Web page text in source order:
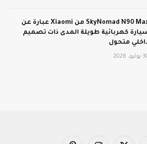
SkyNomad N90 Max من Xiaomi عبارة عن
كهربائية طويلة المدى ذات تصميم
متحول
2026